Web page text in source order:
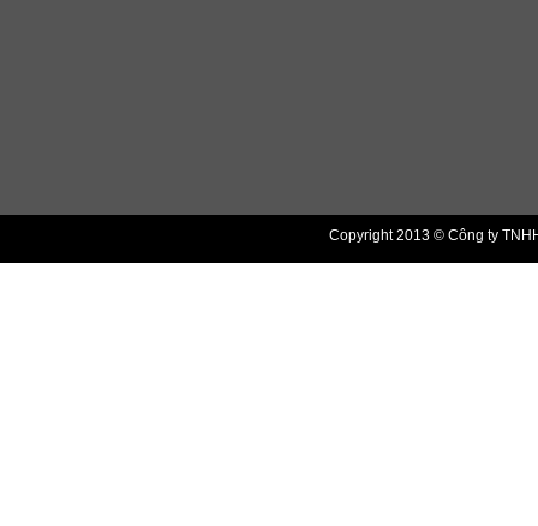
Copyright 2013 © Công ty